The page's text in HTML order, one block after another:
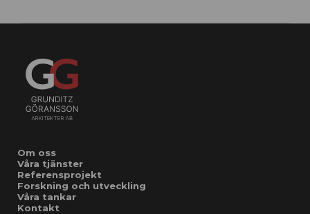
Om oss
Våra tjänster
Referensprojekt
Forskning och utveckling
Våra tankar
Kontakt